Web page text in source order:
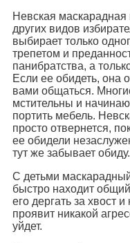
Невская маскарадная
других видов
выбирает только
трепетом и
панибратства, а
Если ее обидеть, она
вами общаться.
мстительны и
портить мебель.
просто отвернется,
ее обидели
тут же забывает обиду.
С детьми
быстро находит
его дергать за хвост
проявит никакой
уйдет.